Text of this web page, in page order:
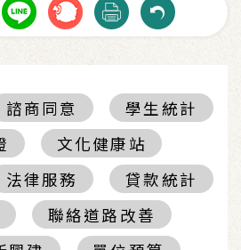
諮商同意
學生統計
文化健康站
法律服務
貸款統計
聯絡道路改善